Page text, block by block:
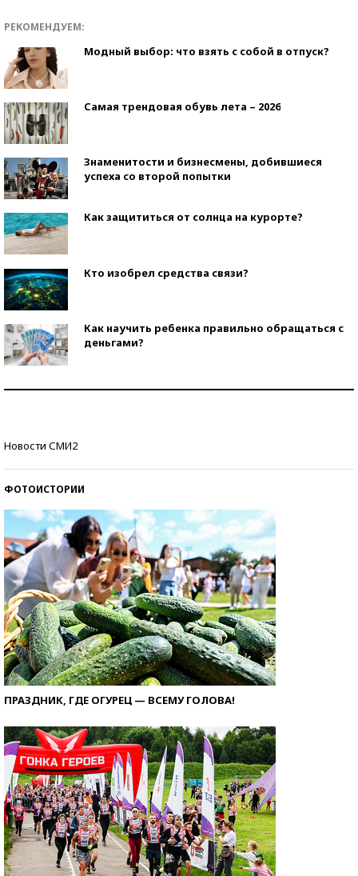
РЕКОМЕНДУЕМ:
Модный выбор: что взять с собой в отпуск?
Самая трендовая обувь лета – 2026
Знаменитости и бизнесмены, добившиеся
успеха со второй попытки
Как защититься от солнца на курорте?
Кто изобрел средства связи?
Как научить ребенка правильно обращаться с
деньгами?
Новости СМИ2
ФОТОИСТОРИИ
ПРАЗДНИК, ГДЕ ОГУРЕЦ — ВСЕМУ ГОЛОВА!